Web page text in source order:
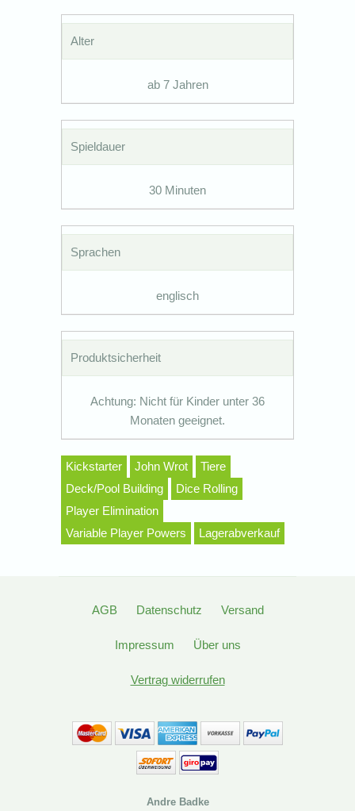
Alter
ab 7 Jahren
Spieldauer
30 Minuten
Sprachen
englisch
Produktsicherheit
Achtung: Nicht für Kinder unter 36
Monaten geeignet.
Kickstarter John Wrot
Tiere
Deck/Pool Building
Dice Rolling
Player Elimination
Variable Player Powers
Lagerabverkauf
AGB Datenschutz Versand
Impressum Über uns
Vertrag widerrufen
Andre Badke